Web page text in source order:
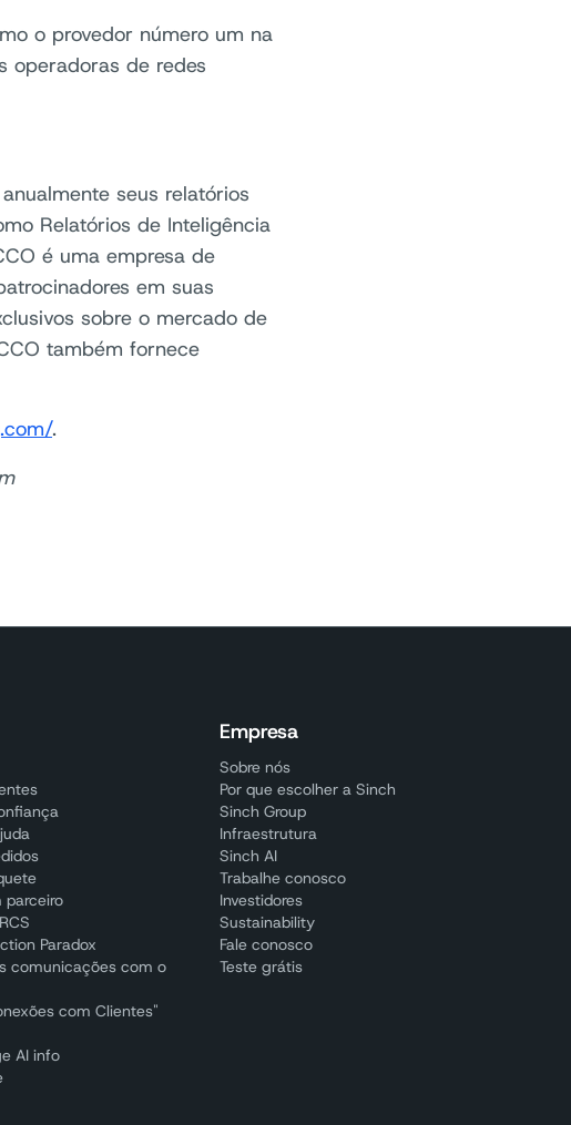
o provedor número um na
operadoras de redes
seus relatórios
Relatórios de Inteligência
é uma empresa de
em suas
sobre o mercado de
também fornece
.
parceiro
Paradox
comunicações com o
com Clientes"
AI info
Empresa
Sobre nós
Por que escolher a Sinch
Sinch Group
Infraestrutura
Sinch AI
Trabalhe conosco
Investidores
Sustainability
Fale conosco
Teste grátis